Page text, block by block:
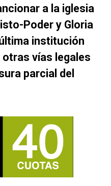
a la iglesia
Poder y Gloria
institución
vías legales
parcial del